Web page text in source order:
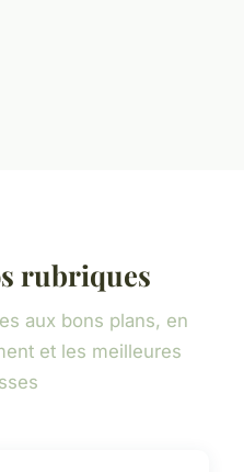
rubriques
aux bons plans, en
et les meilleures